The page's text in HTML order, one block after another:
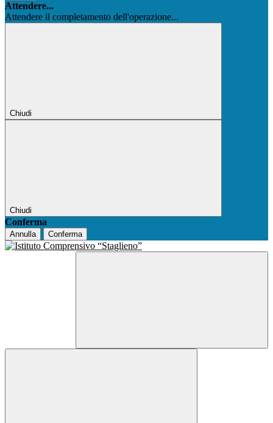
Attendere...
Attendere il completamento dell'operazione...
Chiudi
Chiudi
Conferma
Annulla Conferma